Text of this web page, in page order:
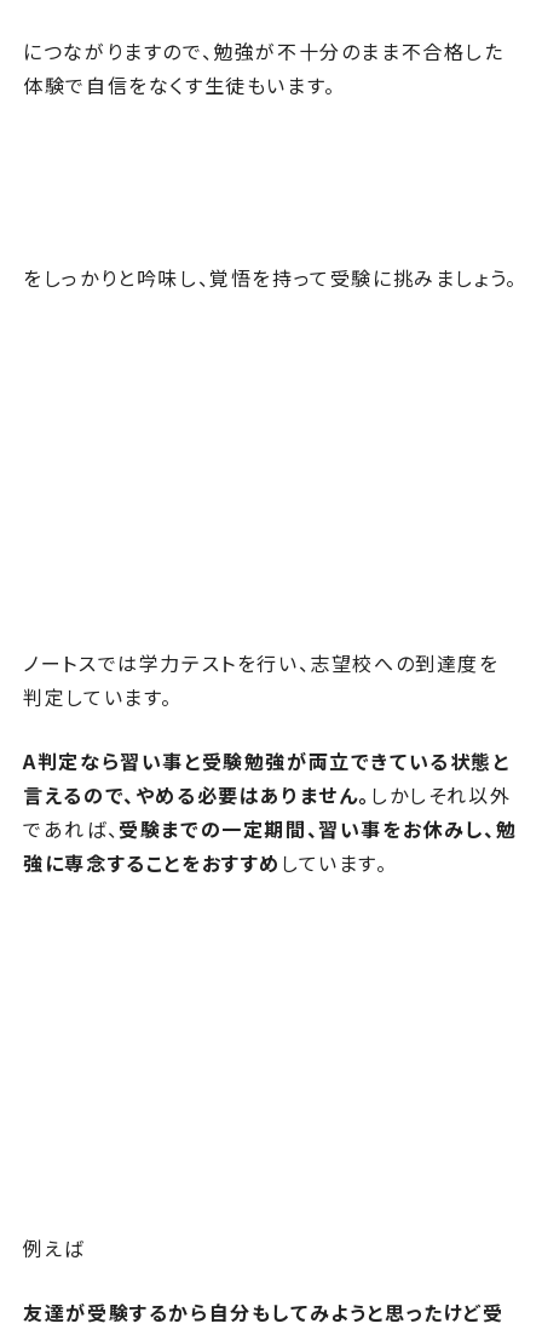
につながりますので、勉強が不十分のまま不合格した
体験で自信をなくす生徒もいます。
をしっかりと吟味し、覚悟を持って受験に挑みましょう。
ノートスでは学力テストを行い、志望校への到達度を
判定しています。
A判定なら習い事と受験勉強が両立できている状態と
言えるので、やめる必要はありません。 しかしそれ以外
であれば、受験までの一定期間、習い事をお休みし、勉
強に専念することをおすすめ しています。
例えば
友達が受験するから自分もしてみようと思ったけど受